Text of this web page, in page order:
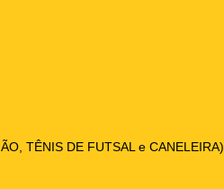
TÊNIS DE FUTSAL e CANELEIRA).